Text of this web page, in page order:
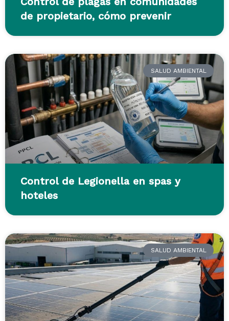
de propietario, cómo prevenir
SALUD AMBIENTAL
Control de Legionella en spas y
hoteles
SALUD AMBIENTAL